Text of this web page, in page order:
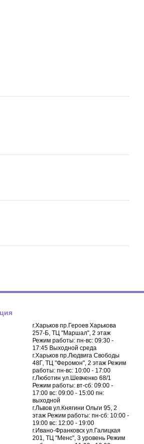
г.Харьков пр.Героев Харькова
257-Б, ТЦ "Маршал", 2 этаж
Режим работы: пн-вс: 09:30 -
17:45 Выходной среда
г.Харьков пр.Людвига Свободы
48Г, ТЦ "Феромон", 2 этаж Режим
работы: пн-вс: 10:00 - 17:00
г.Люботин ул.Шевченко 68/1
Режим работы: вт-сб: 09:00 -
17:00 вс: 09:00 - 15:00 пн:
выходной
г.Львов ул.Княгини Ольги 95, 2
этаж Режим работы: пн-сб: 10:00 -
19:00 вс: 12:00 - 19:00
г.Ивано-Франковск ул.Галицкая
201, ТЦ "Менс", 3 уровень Режим